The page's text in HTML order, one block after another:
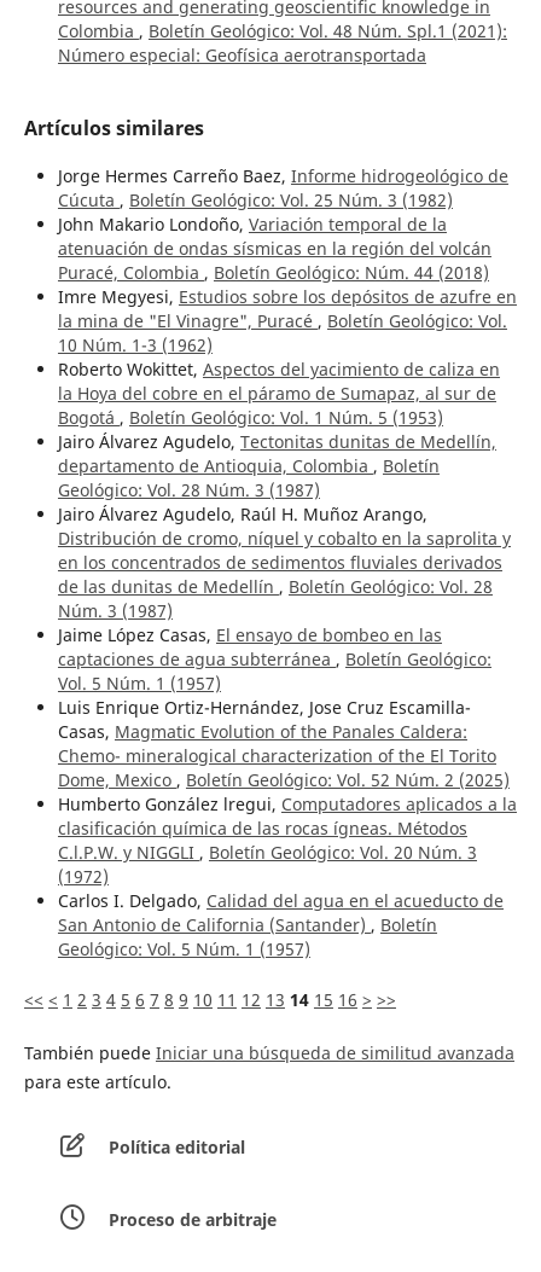
resources and generating geoscientific knowledge in
Colombia , Boletín Geológico: Vol. 48 Núm. Spl.1 (2021):
Número especial: Geofísica aerotransportada
Artículos similares
Jorge Hermes Carreño Baez, Informe hidrogeológico de
Cúcuta , Boletín Geológico: Vol. 25 Núm. 3 (1982)
John Makario Londoño, Variación temporal de la
atenuación de ondas sísmicas en la región del volcán
Puracé, Colombia , Boletín Geológico: Núm. 44 (2018)
Imre Megyesi, Estudios sobre los depósitos de azufre en
la mina de "El Vinagre", Puracé , Boletín Geológico: Vol.
10 Núm. 1-3 (1962)
Roberto Wokittet, Aspectos del yacimiento de caliza en
la Hoya del cobre en el páramo de Sumapaz, al sur de
Bogotá , Boletín Geológico: Vol. 1 Núm. 5 (1953)
Jairo Álvarez Agudelo, Tectonitas dunitas de Medellín,
departamento de Antioquia, Colombia , Boletín
Geológico: Vol. 28 Núm. 3 (1987)
Jairo Álvarez Agudelo, Raúl H. Muñoz Arango,
Distribución de cromo, níquel y cobalto en la saprolita y
en los concentrados de sedimentos fluviales derivados
de las dunitas de Medellín , Boletín Geológico: Vol. 28
Núm. 3 (1987)
Jaime López Casas, El ensayo de bombeo en las
captaciones de agua subterránea , Boletín Geológico:
Vol. 5 Núm. 1 (1957)
Luis Enrique Ortiz-Hernández, Jose Cruz Escamilla-
Casas, Magmatic Evolution of the Panales Caldera:
Chemo- mineralogical characterization of the El Torito
Dome, Mexico , Boletín Geológico: Vol. 52 Núm. 2 (2025)
Humberto González lregui, Computadores aplicados a la
clasificación química de las rocas ígneas. Métodos
C.l.P.W. y NIGGLI , Boletín Geológico: Vol. 20 Núm. 3
(1972)
Carlos I. Delgado, Calidad del agua en el acueducto de
San Antonio de California (Santander) , Boletín
Geológico: Vol. 5 Núm. 1 (1957)
<< < 1 2 3 4 5 6 7 8 9 10 11 12 13 14 15 16 > >>
También puede Iniciar una búsqueda de similitud avanzada
para este artículo.
Política editorial
Proceso de arbitraje